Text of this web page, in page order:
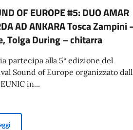
OF EUROPE #5: DUO AMAR
AD ANKARA Tosca Zampini
Tolga During – chitarra
partecipa alla 5° edizione del
Sound of Europe organizzato
in...
SOUND OF EUROPE #5: DUO AMAR